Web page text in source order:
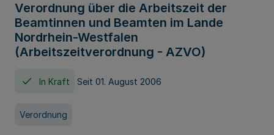
Verordnung über die Arbeitszeit der
Beamtinnen und Beamten im Lande
Nordrhein-Westfalen
(Arbeitszeitverordnung - AZVO)
In Kraft Seit 01. August 2006
Verordnung